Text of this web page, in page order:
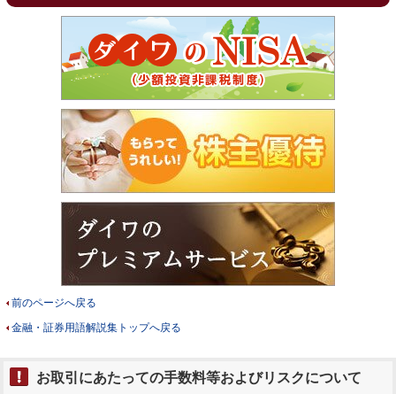
前のページへ戻る
金融・証券用語解説集トップへ戻る
お取引にあたっての手数料等およびリスクについて